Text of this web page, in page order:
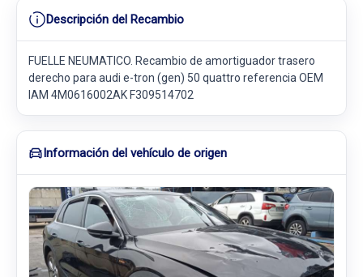
Descripción del Recambio
FUELLE NEUMATICO. Recambio de amortiguador trasero
derecho para audi e-tron (gen) 50 quattro referencia OEM
IAM 4M0616002AK F309514702
Información del vehículo de origen